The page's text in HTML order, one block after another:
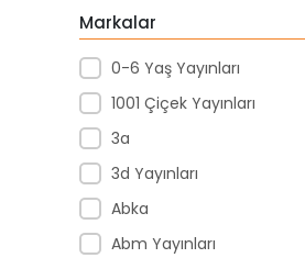
Markalar
0-6 Yaş Yayınları
1001 Çiçek Yayınları
3a
3d Yayınları
Abka
Abm Yayınları